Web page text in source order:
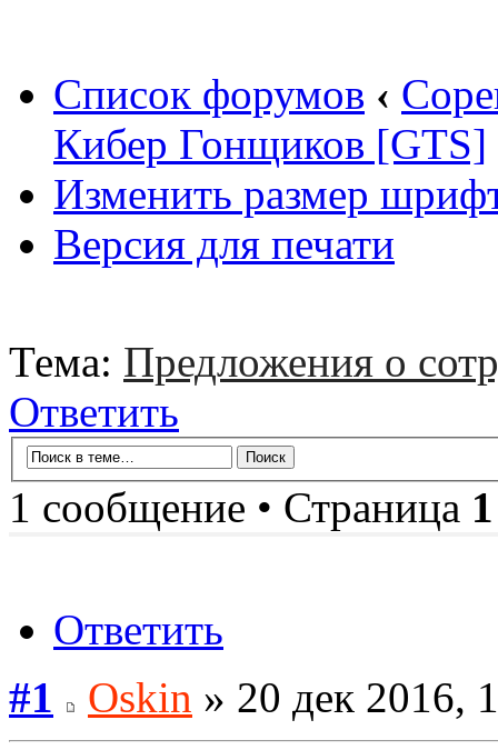
Список форумов ‹
Кибер Гонщиков [GTS]
Изменить размер
Версия для печати
Тема: Предложения о
Ответить
1 сообщение • Страница 1
Ответить
#1
Oskin » 20 дек 2016,